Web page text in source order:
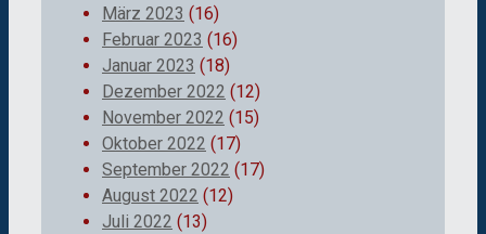
März 2023 (16)
Februar 2023 (16)
Januar 2023 (18)
Dezember 2022 (12)
November 2022 (15)
Oktober 2022 (17)
September 2022 (17)
August 2022 (12)
Juli 2022 (13)